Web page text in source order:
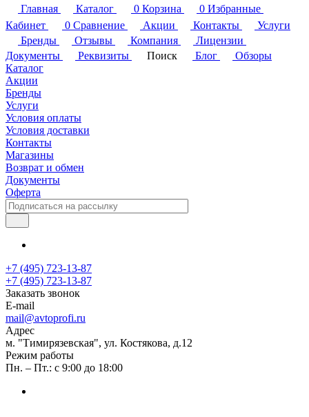
Главная
Каталог 0 Корзина 0 Избранные
Кабинет
0 Сравнение Акции Контакты
Услуги
Бренды
Отзывы Компания
Лицензии
Документы
Реквизиты Поиск Блог
Обзоры
Каталог
Акции
Бренды
Услуги
Условия оплаты
Условия доставки
Контакты
Магазины
Возврат и обмен
Документы
Оферта
+7 (495) 723-13-87
+7 (495) 723-13-87
Заказать звонок
E-mail
mail@avtoprofi.ru
Адрес
м. "Тимирязевская", ул. Костякова, д.12
Режим работы
Пн. – Пт.: с 9:00 до 18:00